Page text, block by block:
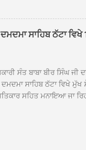
ਵੀ ਸਕੂਲ ਗੇੜਾ ਮਾਰਦੇ
ਮੌਕੇ ਸਕੂਲ ਸਟਾਫ ਮੈਂਬਰਾਂ ਅੰਜੂ
ਸਾਲ ਤਿੰਨ ਏ. ਸੀ. ਲਾਉਣ
ਉਨ੍ਹਾਂ ਦੱਸਿਆ ਕਿ ਏਸੀ
ਦਮਦਮਾ ਸਾਹਿਬ ਠੱਟਾ
ਸੰਤ ਬਾਬਾ ਬੀਰ ਸਿੰਘ ਜੀ
ਸਾਹਿਬ ਠੱਟਾ ਵਿਖੇ ਮੁੱਖ
ਸਹਿਤ ਮਨਾਇਆ ਜਾ
ਗਿਣਤੀ ਵਿੱਚਸੰਗਤਾਂ ਨੇ